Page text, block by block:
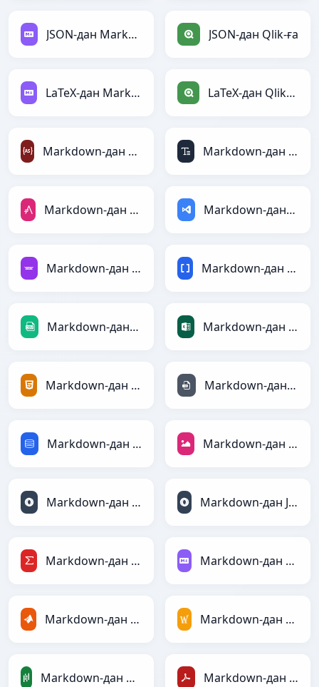
JSON-дан Markdown-ға JSON-дан Qlik-ға
LaTeX-дан Markdown-ға LaTeX-дан Qlik-ға
Markdown-дан ActionScript-ға Markdown-дан ASCII-ға
Markdown-дан AsciiDoc-ға Markdown-дан ASP-ға
Markdown-дан Avro-ға Markdown-дан BBCode-ға
Markdown-дан CSV-ға Markdown-дан Excel-ға
Markdown-дан HTML-ға Markdown-дан INI-ға
Markdown-дан SQL-ға Markdown-дан JPEG-ға
Markdown-дан JSON-ға Markdown-дан JSONLines-ға
Markdown-дан LaTeX-ға Markdown-дан Markdown-ға
Markdown-дан MATLAB-ға Markdown-дан MediaWiki-ға
Markdown-дан PandasDataFrame-ға Markdown-дан PDF-ға